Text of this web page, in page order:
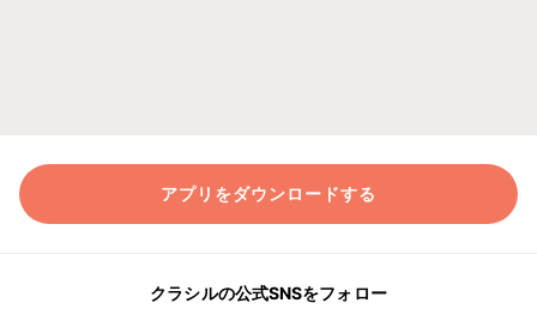
アプリをダウンロードする
クラシルの公式SNSをフォロー